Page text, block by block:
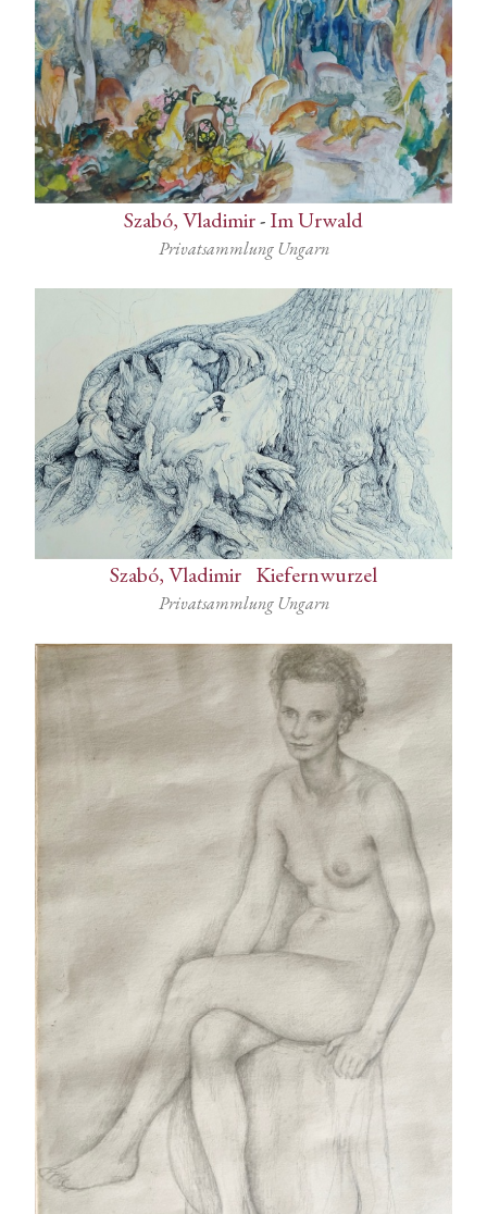
Szabó, Vladimir-Im Urwald
Privatsammlung Ungarn
Szabó, Vladimir Kiefernwurzel
Privatsammlung Ungarn